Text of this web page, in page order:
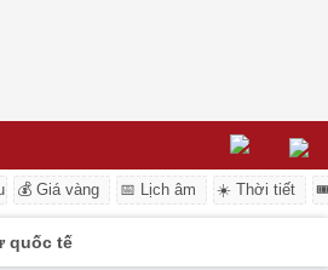
💰 Giá vàng 📅 Lịch âm ☀️ Thời tiết
quốc tế